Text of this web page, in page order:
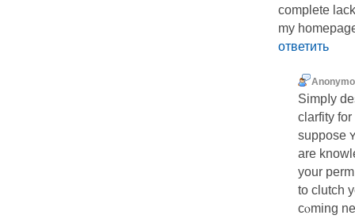
complete
my
ответить
Simpⅼy
clarfity
suppose
are
your
to clutch
cⲟming